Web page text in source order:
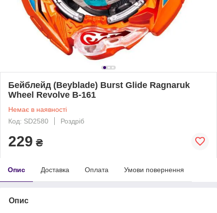
Бейблейд (Beyblade) Burst Glide Ragnaruk
Wheel Revolve B-161
Немає в наявності
Код: SD2580
Роздріб
229 ₴
Опис Доставка Оплата Умови повернення
Опис